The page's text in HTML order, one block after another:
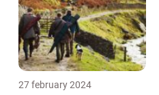
27 february 2024